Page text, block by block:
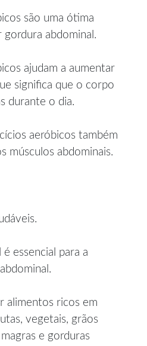
são uma ótima
gordura abdominal.
ajudam a aumentar
significa que o corpo
durante o dia.
aeróbicos também
músculos abdominais.
essencial para a
alimentos ricos em
vegetais, grãos
e gorduras